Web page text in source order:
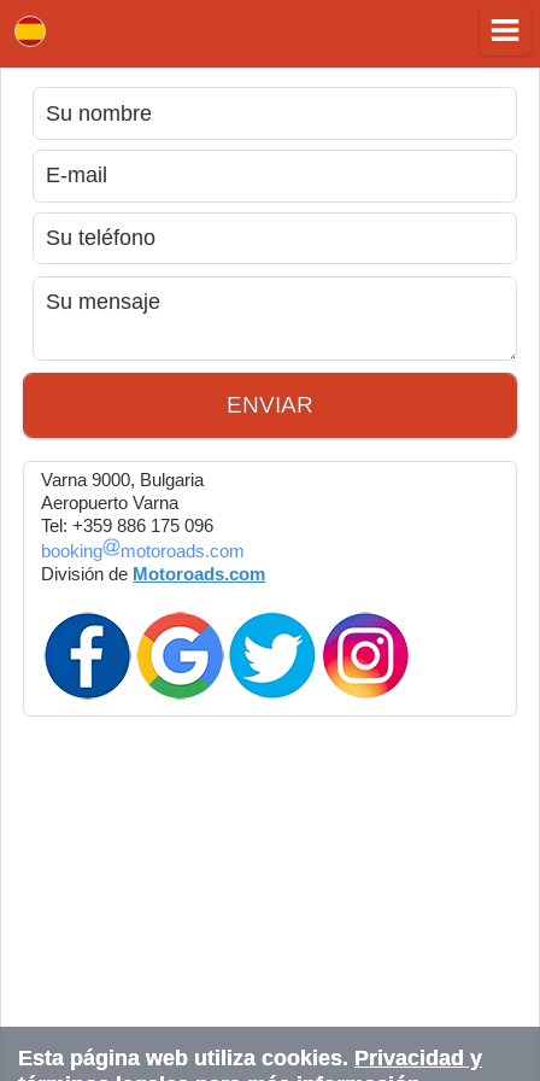
ENVIAR
Varna 9000, Bulgaria
Aeropuerto Varna
Tel: +359 886 175 096
booking
motoroads.com
División de Motoroads.com
Esta página web utiliza cookies. Privacidad y